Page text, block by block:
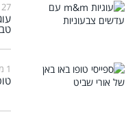
27 מרץ, 2024
1 מרץ, 2023